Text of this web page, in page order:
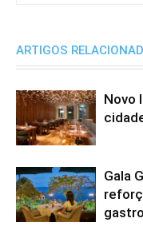
ARTIGOS
Novo
Gala